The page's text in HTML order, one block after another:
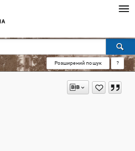
Розширений пошук ?